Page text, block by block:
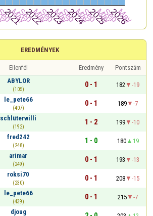
EREDMÉNYEK
Ellenfél Eredmény
Pontszám
ABYLOR
(105)
0 - 1 182
-19
le_pete66
(407)
0 - 1 189
-7
schlüterwilli
(192)
1 - 2 199
-10
fred242
(248)
1 - 0 180
19
arimar
(249)
0 - 1 193
-13
roksi70
(230)
0 - 1 208
-15
le_pete66
(439)
0 - 1 215
-7
djoug